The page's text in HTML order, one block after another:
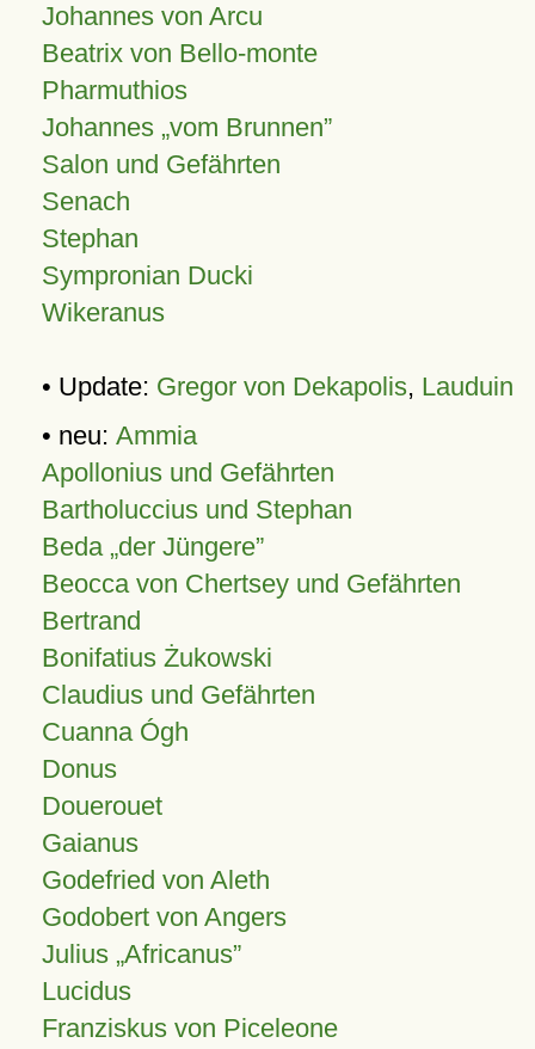
Johannes von Arcu
Beatrix von Bello-monte
Pharmuthios
Johannes vom Brunnen
Salon und Gefährten
Senach
Stephan
Sympronian Ducki
Wikeranus
• Update: Gregor von Dekapolis, Lauduin
• neu: Ammia
Apollonius und Gefährten
Bartholuccius und Stephan
Beda „der Jüngere”
Beocca von Chertsey und Gefährten
Bertrand
Bonifatius Żukowski
Claudius und Gefährten
Cuanna Ógh
Donus
Douerouet
Gaianus
Godefried von Aleth
Godobert von Angers
Julius Africanus
Lucidus
Franziskus von Piceleone